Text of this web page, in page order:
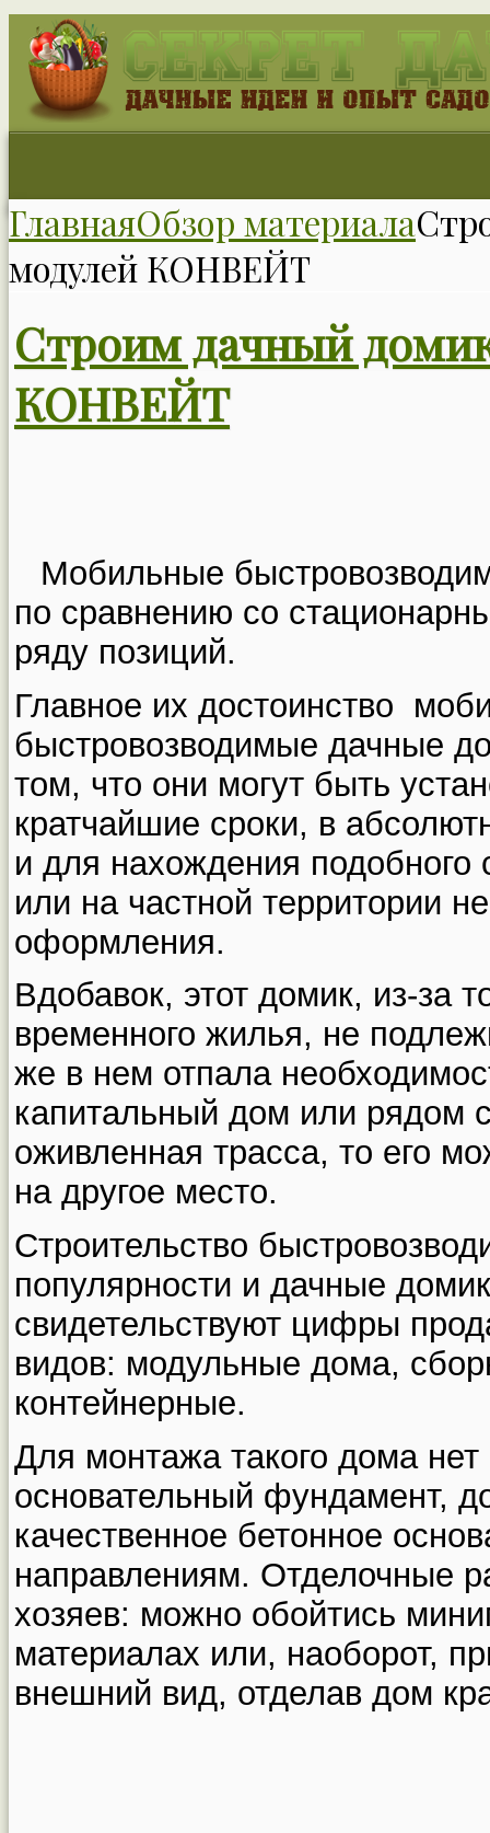
ГлавнаяОбзор материала
модулей КОНВЕЙТ
Строим дачный
КОНВЕЙТ
Мобильные
по сравнению со
ряду позиций.
Главное их достоинство
быстровозводимые дачные
том, что они могут быть
кратчайшие сроки, в
и для нахождения подобного
или на частной территории
оформления.
Вдобавок, этот домик, из-за
временного жилья, не
же в нем отпала
капитальный дом или рядом
оживленная трасса, то его
на другое место.
Строительство
популярности и дачные
свидетельствуют цифры
видов: модульные дома,
контейнерные.
Для монтажа такого дома
основательный фундамент,
качественное бетонное
направлениям. Отделочные
хозяев: можно обойтись
материалах или, наоборот,
внешний вид, отделав дом